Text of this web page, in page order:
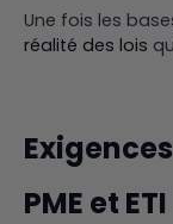
Une fois les
réalité des lois
PME et ETI